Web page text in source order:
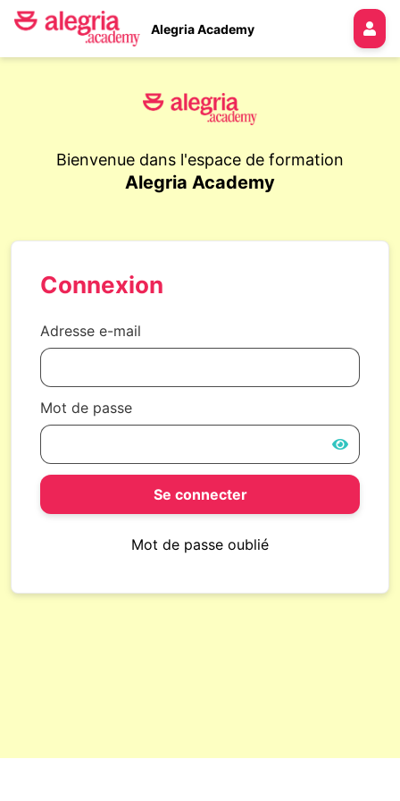
Alegria Academy
Bienvenue dans l'espace de formation
Alegria Academy
Connexion
Adresse e-mail
Mot de passe
Se connecter
Mot de passe oublié